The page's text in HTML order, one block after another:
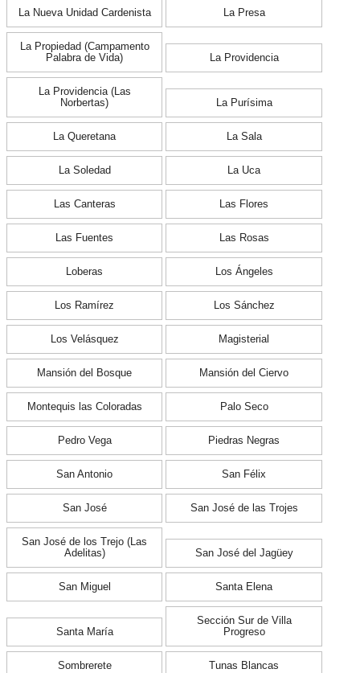
La Nueva Unidad Cardenista La Presa
La Propiedad (Campamento
Palabra de Vida)
La Providencia
La Providencia (Las
Norbertas)
La Purísima
La Queretana La Sala
La Soledad La Uca
Las Canteras Las Flores
Las Fuentes Las Rosas
Loberas Los Ángeles
Los Ramírez Los Sánchez
Los Velásquez Magisterial
Mansión del Bosque Mansión del Ciervo
Montequis las Coloradas Palo Seco
Pedro Vega Piedras Negras
San Antonio San Félix
San José San José de las Trojes
San José de los Trejo (Las
Adelitas)
San José del Jagüey
San Miguel Santa Elena
Santa María
Sección Sur de Villa
Progreso
Sombrerete Tunas Blancas